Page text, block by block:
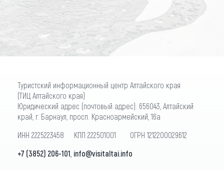
ПОДПИСАТЬСЯ
Туристский информационный центр Алтайского края
(ТИЦ Алтайского края)
Юридический адрес (почтовый адрес): 656043, Алтайский
край, г. Барнаул, просп. Красноармейский, 16а
ИНН 2225223458 КПП 222501001 ОГРН 1212200029612
+7 (3852) 206-101 info@visitaltai.info